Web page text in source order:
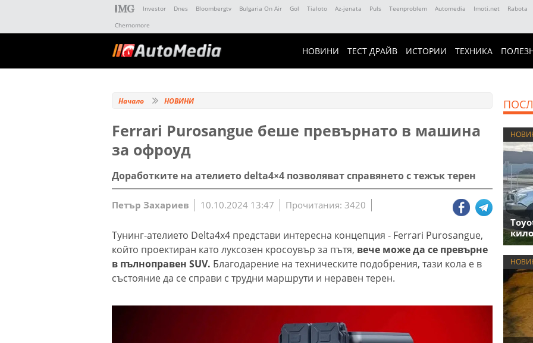
Investor Dnes Bloombergtv Bulgaria On Air Gol Tialoto Az-jenata Puls Teenproblem Automedia Imoti.net Rabota
Chernomore
НОВИНИ ТЕСТ ДРАЙВ ИСТОРИИ ТЕХНИКА
Начало НОВИНИ
Ferrari Purosangue беше превърнато в машина
за офроуд
Доработките на ателието delta4×4 позволяват справянето с тежък терен
Петър Захариев 10.10.2024 13:47 Прочитания: 3420
Тунинг-ателието Delta4x4 представи интересна концепция - Ferrari Purosangue,
който проектиран като луксозен кросоувър за пътя, вече може да се превърне
в пълноправен SUV. Благодарение на техническите подобрения, тази кола е в
състояние да се справи с трудни маршрути и неравен терен.